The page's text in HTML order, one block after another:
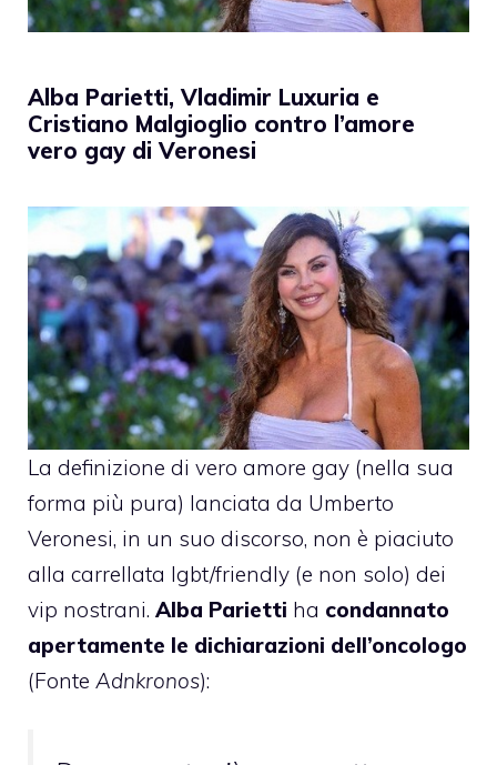
Alba Parietti, Vladimir Luxuria e
Cristiano Malgioglio contro l’amore
vero gay di Veronesi
La definizione di vero amore gay (nella sua
forma più pura) lanciata da Umberto
Veronesi, in un suo discorso, non è piaciuto
alla carrellata lgbt/friendly (e non solo) dei
vip nostrani. Alba Parietti ha condannato
apertamente le dichiarazioni dell’oncologo
(Fonte Adnkronos):